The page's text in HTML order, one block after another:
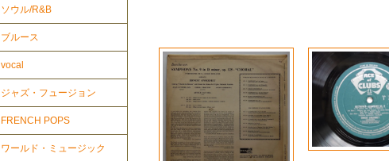
ソウル/R&B
ブルース
vocal
ジャズ・フュージョン
FRENCH POPS
ワールド・ミュージック